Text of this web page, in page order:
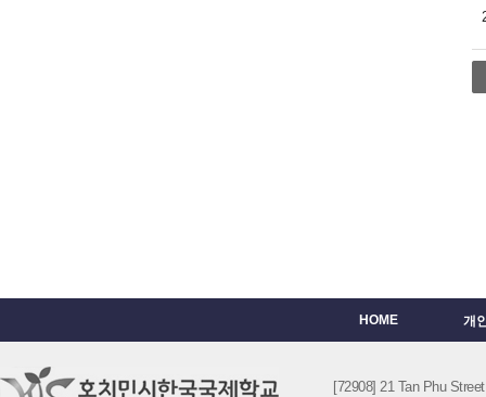
HOME 개
[72908] 21 Tan Phu